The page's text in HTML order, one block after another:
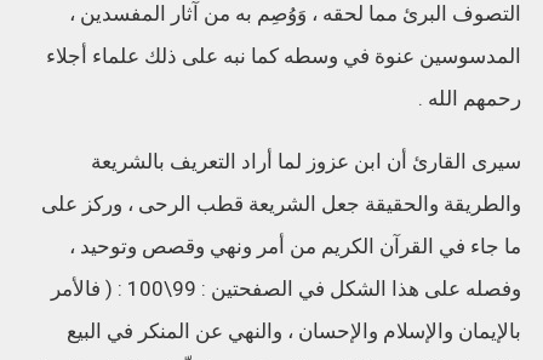
التصوف البرئ مما لحقه ، وَوُصِم به من آثار المفسدين ،
المدسوسين عنوة في وسطه كما نبه على ذلك علماء أجلاء
رحمهم الله .
سيرى القارئ أن ابن عزوز لما أراد التعريف بالشريعة
والطريقة والحقيقة جعل الشريعة قطب الرحى ، وركز على
ما جاء في القرآن الكريم من أمر ونهي وقصص وتوحيد ،
وفصله على هذا الشكل في الصفحتين : 99\100 : ( فالأمر
بالإيمان والإسلام والإحسان ، والنهي عن المنكر في البيع